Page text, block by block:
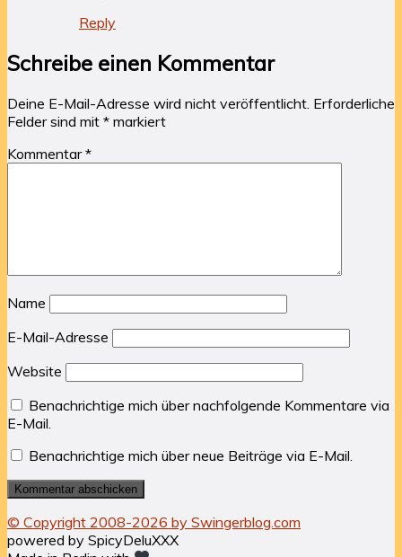
Reply
Schreibe einen Kommentar
Deine E-Mail-Adresse wird nicht veröffentlicht. Erforderliche
Felder sind mit * markiert
Kommentar*
Name
E-Mail-Adresse
Website
Benachrichtige mich über nachfolgende Kommentare via
E-Mail.
Benachrichtige mich über neue Beiträge via E-Mail.
© Copyright 2008-2026 by Swingerblog.com
powered by SpicyDeluXXX